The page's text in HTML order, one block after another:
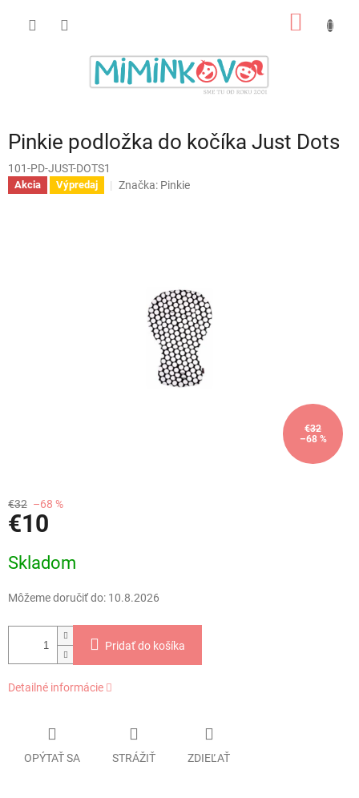
Pinkie podložka do kočíka Just Dots
101-PD-JUST-DOTS1
Akcia Výpredaj Značka: Pinkie
€32
–68 %
€32 –68 %
€10
cena:
Skladom
Môžeme doručiť do: 10.8.2026
Pridať do košíka
Detailné informácie
OPÝTAŤ SA STRÁŽIŤ ZDIEĽAŤ